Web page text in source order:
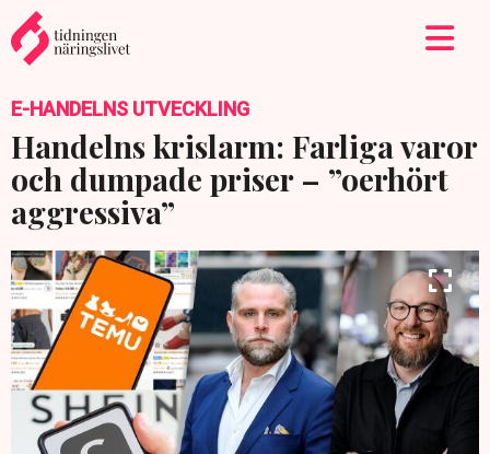
E-HANDELNS UTVECKLING
Handelns krislarm: Farliga varor
och dumpade priser – ”oerhört
aggressiva”